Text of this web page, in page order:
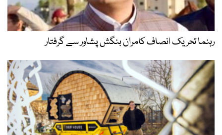
رہنما تحریک انصاف کامران بنگش پشاور سے گرفتار